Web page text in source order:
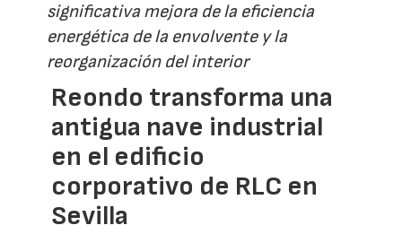
significativa mejora de la eficiencia
energética de la envolvente y la
reorganización del interior
Reondo transforma una
antigua nave industrial
en el edificio
corporativo de RLC en
Sevilla